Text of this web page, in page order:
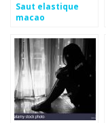
Saut elastique
macao